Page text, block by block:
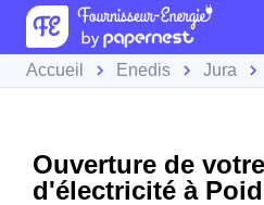
Accueil Enedis Jura